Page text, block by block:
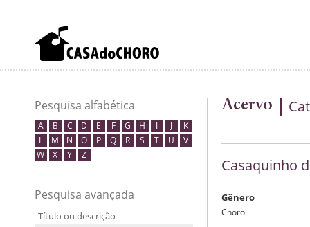
Pesquisa alfabética
A B C D E F G H I J
K
L
M N O P Q R S T U
V
W
X Y Z
Pesquisa avançada
Título ou descrição
Acervo
Casaquinho
Gênero
Choro